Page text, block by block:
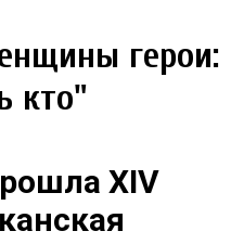
герои:
кто"
XIV